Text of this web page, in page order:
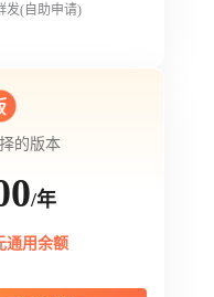
发(自助申请)
的版本
/年
通用余额